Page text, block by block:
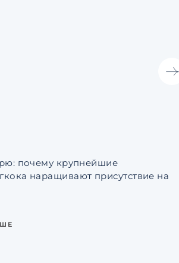
почему крупнейшие
наращивают присутствие на